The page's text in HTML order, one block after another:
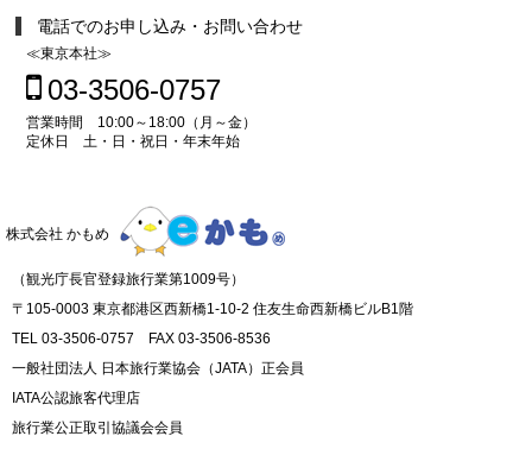
電話でのお申し込み・お問い合わせ
≪東京本社≫
03-3506-0757
営業時間 10:00～18:00（月～金）
定休日 土・日・祝日・年末年始
株式会社 かもめ
（観光庁長官登録旅行業第1009号）
〒105-0003 東京都港区西新橋1-10-2 住友生命西新橋ビルB1階
TEL 03-3506-0757 FAX 03-3506-8536
一般社団法人 日本旅行業協会（JATA）正会員
IATA公認旅客代理店
旅行業公正取引協議会会員